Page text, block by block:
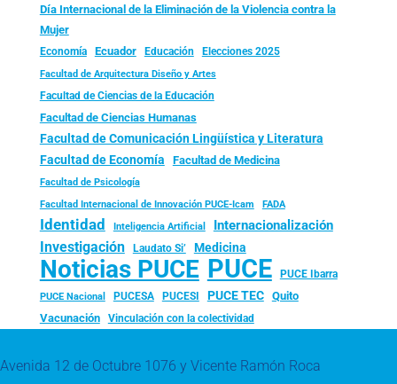
Día Internacional de la Eliminación de la Violencia contra la
Mujer
Economía Ecuador Educación Elecciones 2025
Facultad de Arquitectura Diseño y Artes
Facultad de Ciencias de la Educación
Facultad de Ciencias Humanas
Facultad de Comunicación Lingüística y Literatura
Facultad de Economía Facultad de Medicina
Facultad de Psicología
Facultad Internacional de Innovación PUCE-Icam FADA
Identidad Inteligencia Artificial Internacionalización
Investigación Laudato Si’ Medicina
Noticias PUCE PUCE PUCE Ibarra
PUCE Nacional PUCESA PUCESI PUCE TEC
Quito
Vacunación
Vinculación con la colectividad
Avenida 12 de Octubre 1076 y Vicente Ramón Roca